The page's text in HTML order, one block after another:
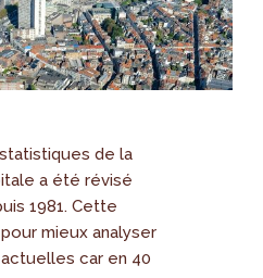
de la
a été révisé
1981. Cette
mieux analyser
car en 40